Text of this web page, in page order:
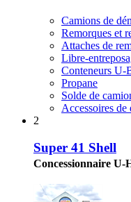
Camions de
Remorques et
Attaches de
Libre-
Conteneurs U-
Propane
Solde de
Accessoires de
2
Super 41 Shell
Concessionnaire U-